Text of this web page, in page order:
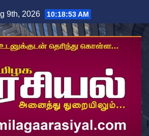
9th, 2026 10:18:53 AM